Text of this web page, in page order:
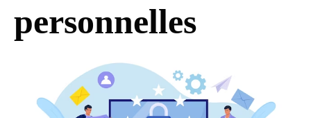
personnelles